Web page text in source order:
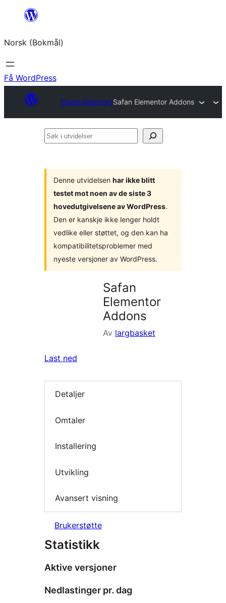
Hopp
innhold
Norsk (Bokmål)
Få WordPress
Plugin DirectorySafan Elementor Addons
Søk
Denne utvidelsen har ikke blitt
testet mot noen av de siste 3
hovedutgivelsene av WordPress.
Den er kanskje ikke lenger holdt
vedlike eller støttet, og den kan ha
kompatibilitetsproblemer med
nyeste versjoner av WordPress.
Safan
Elementor
Addons
Av largbasket
Last ned
Detaljer
Omtaler
Installering
Utvikling
Avansert visning
Brukerstøtte
Statistikk
Aktive versjoner
Nedlastinger pr. dag